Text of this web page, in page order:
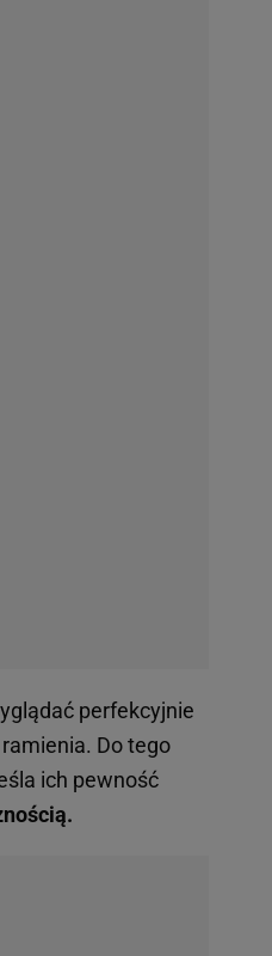
perfekcyjnie
Do tego
ich pewność